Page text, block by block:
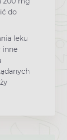
do
leku
inne